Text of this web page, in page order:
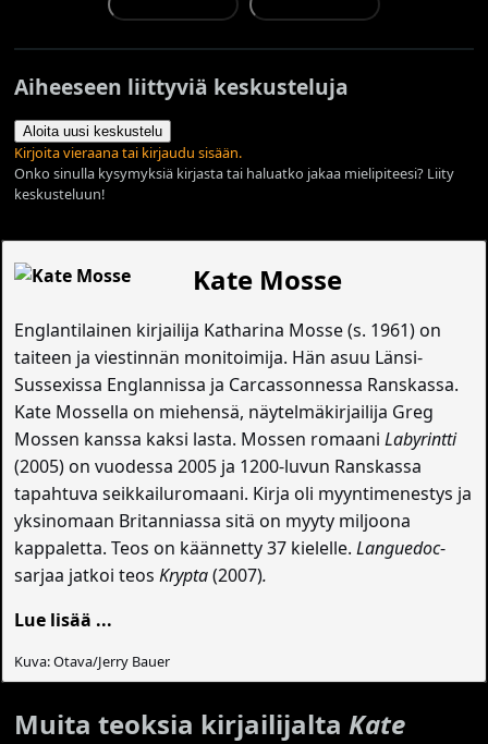
Aiheeseen liittyviä keskusteluja
Aloita uusi keskustelu
Kirjoita vieraana tai kirjaudu sisään.
Onko sinulla kysymyksiä kirjasta tai haluatko jakaa mielipiteesi? Liity
keskusteluun!
Kate Mosse
Englantilainen kirjailija Katharina Mosse (s. 1961) on
taiteen ja viestinnän monitoimija. Hän asuu Länsi-
Sussexissa Englannissa ja Carcassonnessa Ranskassa.
Kate Mossella on miehensä, näytelmäkirjailija Greg
Mossen kanssa kaksi lasta. Mossen romaaniLabyrintti
(2005) on vuodessa 2005 ja 1200-luvun Ranskassa
tapahtuva seikkailuromaani. Kirja oli myyntimenestys ja
yksinomaan Britanniassa sitä on myyty miljoona
kappaletta. Teos on käännetty 37 kielelle.Languedoc-
sarjaa jatkoi teos Krypta(2007).
Lue lisää ...
Kuva: Otava/Jerry Bauer
Muita teoksia kirjailijaltaKate